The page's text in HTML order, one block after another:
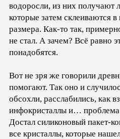
водоросли, из них получают
которые затем склеиваются
размера. Как-то так,
не стал. А зачем? Всё равно
понадобятся.
Вот не зря же говорили
помогают. Так оно и
обсохли, расслабились, как
инфокристаллы и…
Достал силиконовый пакет-
все кристаллы, которые